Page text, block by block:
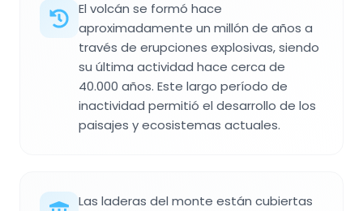
El volcán se formó hace
aproximadamente un millón de años a
través de erupciones explosivas, siendo
su última actividad hace cerca de
40.000 años. Este largo período de
inactividad permitió el desarrollo de los
paisajes y ecosistemas actuales.
Las laderas del monte están cubiertas